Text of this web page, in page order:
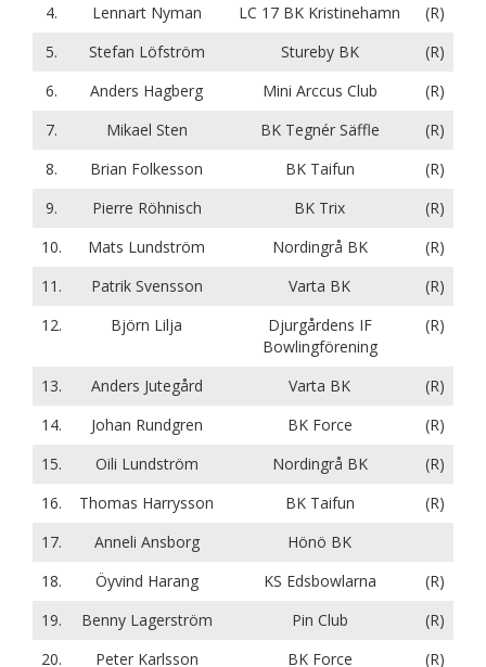
4. Lennart Nyman LC 17 BK Kristinehamn
(R)
5.
Stefan Löfström Stureby BK
(R)
6.
Anders Hagberg Mini Arccus Club
(R)
7.
Mikael Sten BK Tegnér Säffle
(R)
8.
Brian Folkesson BK Taifun
(R)
9.
Pierre Röhnisch BK Trix
(R)
10.
Mats Lundström Nordingrå BK
(R)
11.
Patrik Svensson Varta BK
(R)
12.
Björn Lilja
Djurgårdens IF
Bowlingförening
(R)
13. Anders Jutegård Varta BK
(R)
14.
Johan Rundgren BK Force
(R)
15.
Oili Lundström Nordingrå BK
(R)
16.
Thomas Harrysson BK Taifun
(R)
17.
Anneli Ansborg
Hönö BK
18.
Öyvind Harang KS Edsbowlarna
(R)
19.
Benny Lagerström Pin Club
(R)
20.
Peter Karlsson BK Force (R)